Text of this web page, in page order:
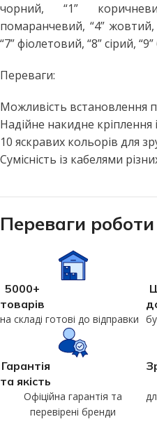
чорний, “1”
помаранчевий, “4” жовтий,
“7” фіолетовий, “8” сірий, “9”
Переваги:
Можливість встановлення
Надійне накидне кріплення
10 яскравих кольорів для
Сумісність із кабелями
Переваги
5000+
товарів
на складі готові до відправки
Гарантія
та якість
Офіційна гарантія та
перевірені бренди